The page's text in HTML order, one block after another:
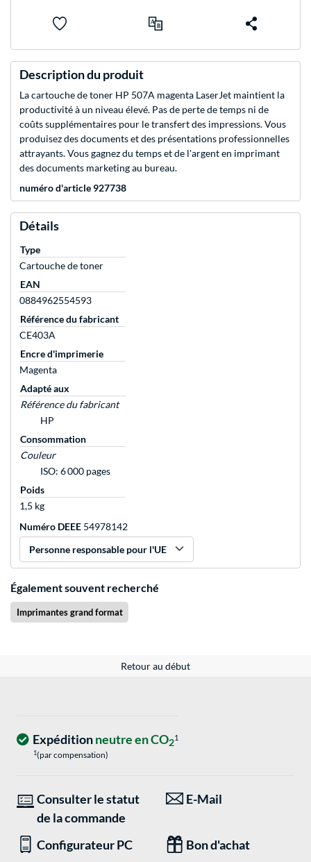
Description du produit
La cartouche de toner HP 507A magenta LaserJet maintient la
productivité à un niveau élevé. Pas de perte de temps ni de
coûts supplémentaires pour le transfert des impressions. Vous
produisez des documents et des présentations professionnelles
attrayants. Vous gagnez du temps et de l'argent en imprimant
des documents marketing au bureau.
numéro d'article 927738
Détails
Type
Cartouche de toner
EAN
0884962554593
Référence du fabricant
CE403A
Encre d'imprimerie
Magenta
Adapté aux
Référence du fabricant
HP
Consommation
Couleur
ISO: 6 000 pages
Poids
1,5 kg
Numéro DEEE 54978142
Personne responsable pour l'UE
Également souvent recherché
Imprimantes grand format
Retour au début
Expéditionneutre en CO21
1(par compensation)
Consulter le statut
de la commande
E-Mail
Configurateur PC Bon d'achat